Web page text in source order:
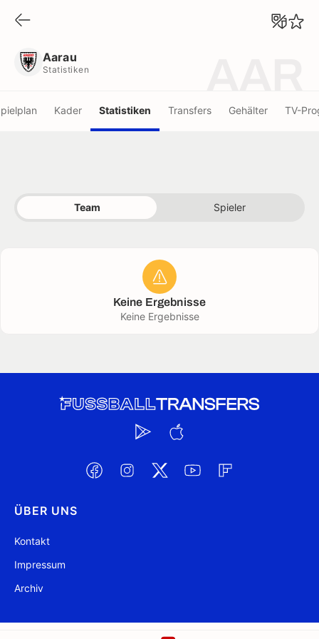
Aarau
Statistiken
Kader Statistiken Transfers Gehälter TV-
Team Spieler
Keine Ergebnisse
Keine Ergebnisse
ÜBER UNS
Kontakt
Impressum
Archiv